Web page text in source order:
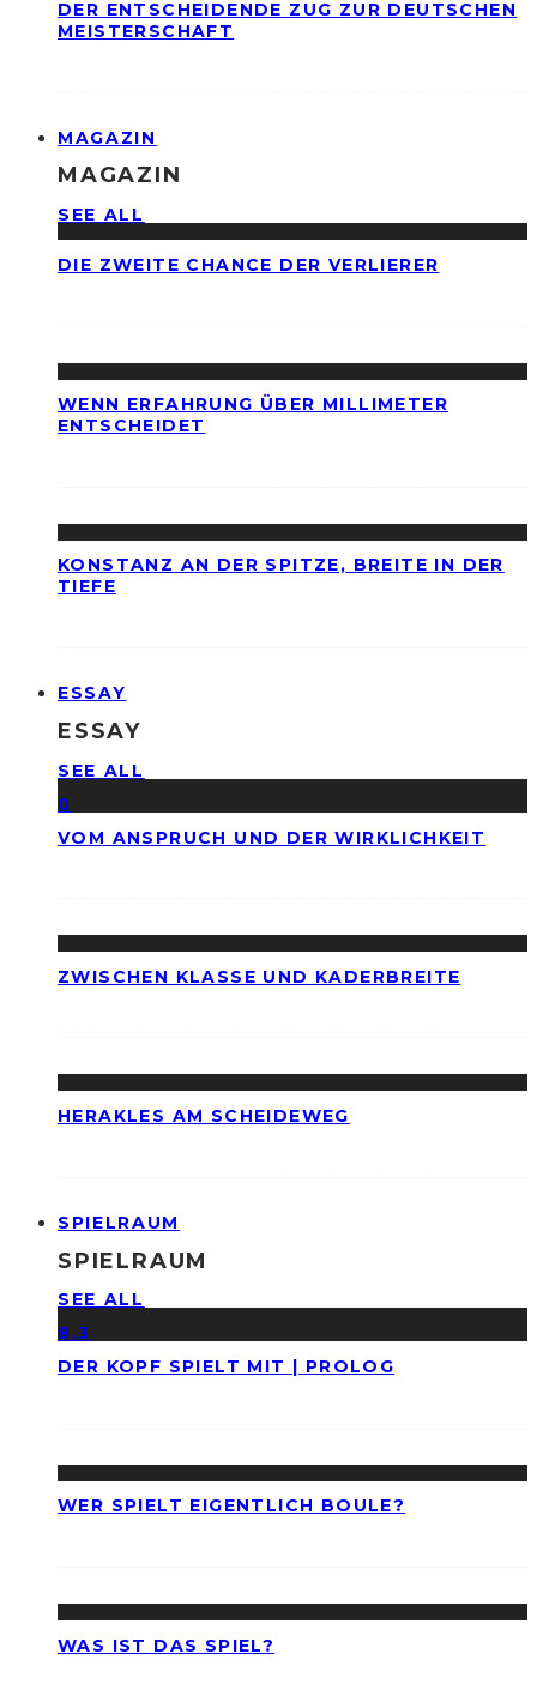
DER ENTSCHEIDENDE ZUG ZUR DEUTSCHEN
MEISTERSCHAFT
MAGAZIN
MAGAZIN
SEE ALL
DIE ZWEITE CHANCE DER VERLIERER
WENN ERFAHRUNG ÜBER MILLIMETER
ENTSCHEIDET
KONSTANZ AN DER SPITZE, BREITE IN DER
TIEFE
ESSAY
ESSAY
SEE ALL
0
VOM ANSPRUCH UND DER WIRKLICHKEIT
ZWISCHEN KLASSE UND KADERBREITE
HERAKLES AM SCHEIDEWEG
SPIELRAUM
SPIELRAUM
SEE ALL
8.3
DER KOPF SPIELT MIT | PROLOG
WER SPIELT EIGENTLICH BOULE?
WAS IST DAS SPIEL?